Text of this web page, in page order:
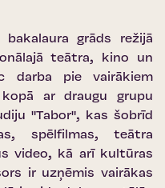
bakalaura grāds režijā
teātra, kino un
darba pie vairākiem
ar draugu grupu
"Tabor", kas šobrīd
spēlfilmas, teātra
video, kā arī kultūras
ir uzņēmis vairākas